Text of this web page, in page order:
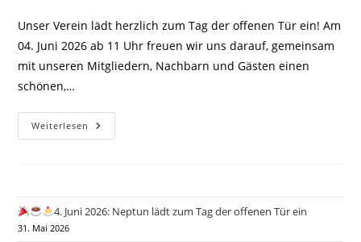
Unser Verein lädt herzlich zum Tag der offenen Tür ein! Am
04. Juni 2026 ab 11 Uhr freuen wir uns darauf, gemeinsam
mit unseren Mitgliedern, Nachbarn und Gästen einen
schönen,…
Weiterlesen
Lädt
Zum
4. Juni 2026: Neptun lädt zum Tag der offenen Tür ein
31. Mai 2026